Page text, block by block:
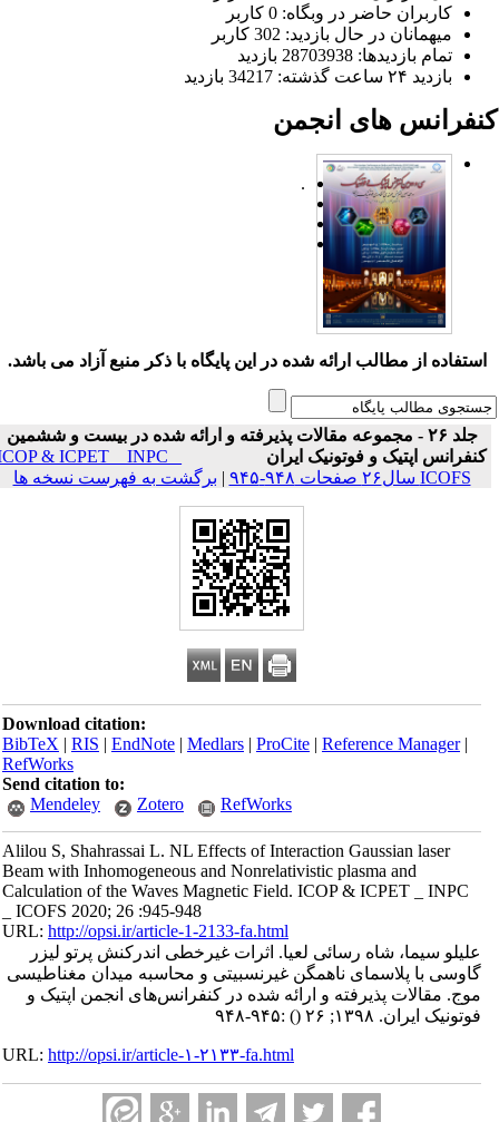
کاربران حاضر در وبگاه: 0 کاربر
میهمانان در حال بازدید: 302 کاربر
تمام بازدید‌ها: 28703938 بازدید
بازدید ۲۴ ساعت گذشته: 34217 بازدید
های انجمن
.
استفاده از مطالب ارائه شده در این پایگاه با ذکر منبع آزاد می باشد.
جلد ۲۶ - مجموعه مقالات پذیرفته و ارائه شده در بیست و ششمین
کنفرانس اپتیک و فوتونیک ایران
ICOP & ICPET _ INPC _
ICOFS سال۲۶ صفحات ۹۴۸-۹۴۵
|برگشت به فهرست نسخه ها
Download citation:
BibTeX|RIS|EndNote|Medlars|ProCite|Reference Manager
RefWorks
Send citation to:
Mendeley
Zotero RefWorks
Alilou S, Shahrassai L. NL Effects of Interaction Gaussian laser
Beam with Inhomogeneous and Nonrelativistic plasma and
Calculation of the Waves Magnetic Field. ICOP & ICPET _ INPC
_ ICOFS 2020; 26 :945-948
URL:http://opsi.ir/article-1-2133-fa.html
علیلو سیما، شاه رسائی لعیا. اثرات غیرخطی اندرکنش پرتو لیزر
گاوسی با پلاسمای ناهمگن غیرنسبیتی و محاسبه میدان مغناطیسی
موج. مقالات پذیرفته و ارائه شده در کنفرانس‌های انجمن اپتیک و
فوتونیک ایران. ۱۳۹۸; ۲۶
() :۹۴۵-۹۴۸
URL:http://opsi.ir/article-۱-۲۱۳۳-fa.html